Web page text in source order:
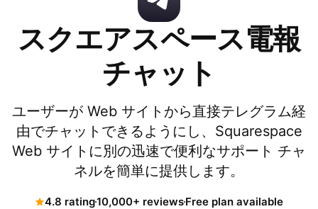
スクエアスペース電報
チャット
ユーザーが Web サイトから直接テレグラム経
由でチャットできるようにし、Squarespace
Web サイトに別の迅速で便利なサポート チャ
ネルを簡単に提供します。
4.8 rating10,000+ reviewsFree plan available